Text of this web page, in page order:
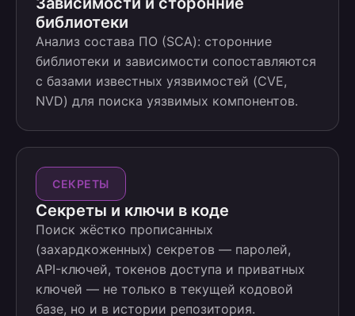
библиотеки
Анализ состава ПО (SCA): сторонние
библиотеки и зависимости сопоставляются
с базами известных уязвимостей (CVE,
NVD) для поиска уязвимых компонентов.
СЕКРЕТЫ
Секреты и ключи в коде
Поиск жёстко прописанных
(захардкоженных) секретов — паролей,
API-ключей, токенов доступа и приватных
ключей — не только в текущей кодовой
базе, но и в истории репозитория.